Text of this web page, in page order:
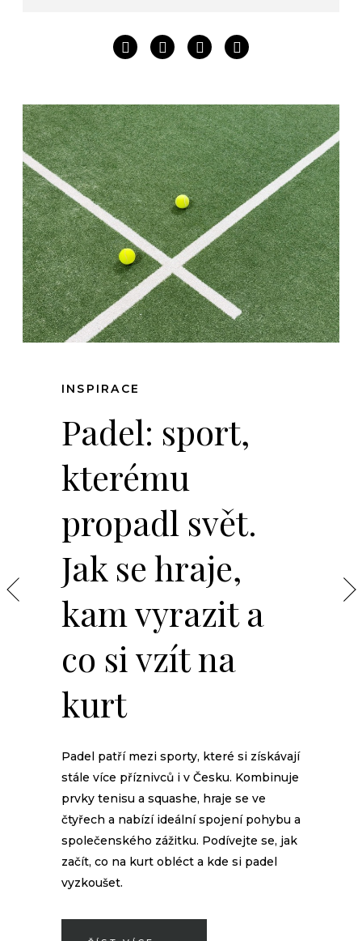
INSPIRACE
Padel: sport,
kterému
propadl svět.
Jak se hraje,
kam vyrazit a
co si vzít na
kurt
Padel patří mezi sporty, které si získávají
stále více příznivců i v Česku. Kombinuje
prvky tenisu a squashe, hraje se ve
čtyřech a nabízí ideální spojení pohybu a
společenského zážitku. Podívejte se, jak
začít, co na kurt obléct a kde si padel
vyzkoušet.